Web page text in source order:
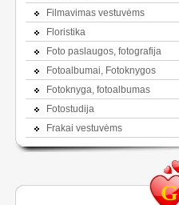
Filmavimas vestuvėms
Floristika
Foto paslaugos, fotografija
Fotoalbumai, Fotoknygos
Fotoknyga, fotoalbumas
Fotostudija
Frakai vestuvėms
G